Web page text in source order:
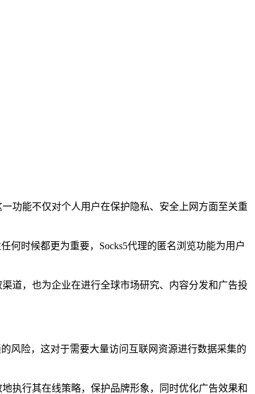
功能不仅对个人用户在保护隐私、安全上网方面至关重
何时候都更为重要，Socks5代理的匿名浏览功能为用户
道，也为企业在进行全球市场研究、内容分发和广告投
风险，这对于需要大量访问互联网资源进行数据采集的
执行其在线策略，保护品牌形象，同时优化广告效果和